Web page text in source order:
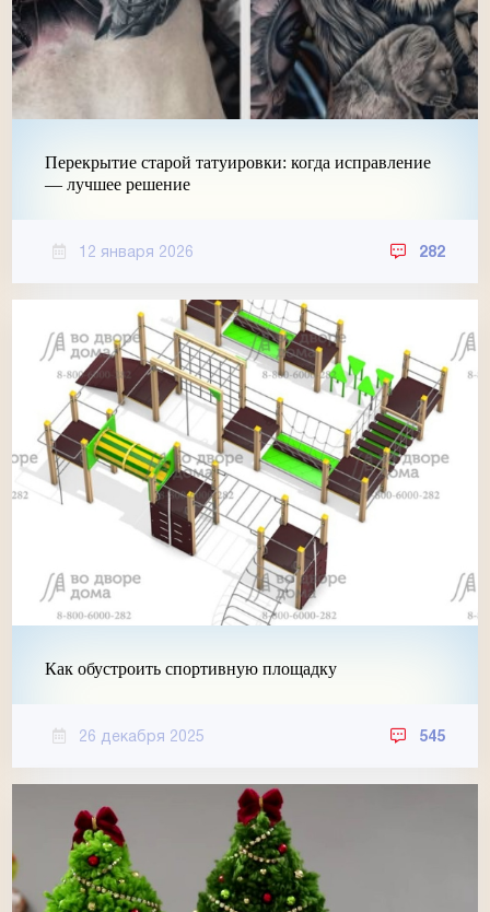
Перекрытие старой татуировки: когда исправление
— лучшее решение
12 января 2026 282
Как обустроить спортивную площадку
26 декабря 2025 545